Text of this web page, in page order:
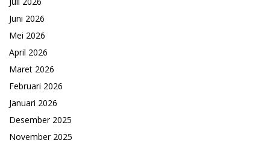
Juni 2026
Mei 2026
April 2026
Maret 2026
Februari 2026
Januari 2026
Desember 2025
November 2025